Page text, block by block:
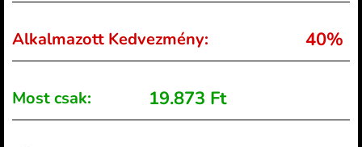
Alkalmazott Kedvezmény: 40%
Most csak: 19.873 Ft